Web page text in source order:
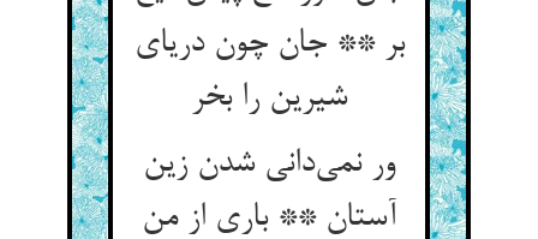
بر ** جان چون دریای
شیرین را بخر
ور نمی‌‌دانی شدن زین
آستان ** باری از من